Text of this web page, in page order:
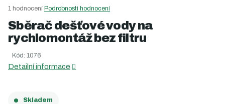
Průměrné
produktu
je
5,0
5
1 hodnocení Podrobnosti hodnocení
Sběrač dešťové vody na
rychlomontáž bez filtru
Kód: 1076
Detailní informace
Skladem